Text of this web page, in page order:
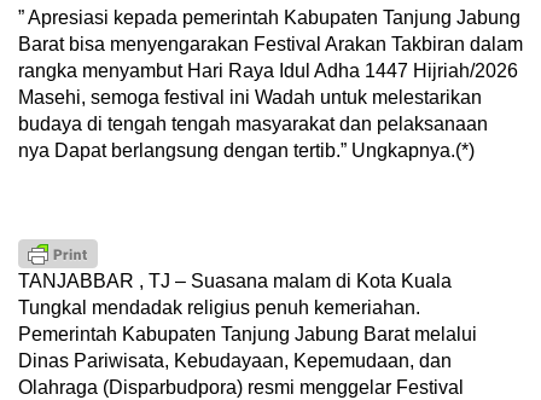
” Apresiasi kepada pemerintah Kabupaten Tanjung Jabung
Barat bisa menyengarakan Festival Arakan Takbiran dalam
rangka menyambut Hari Raya Idul Adha 1447 Hijriah/2026
Masehi, semoga festival ini Wadah untuk melestarikan
budaya di tengah tengah masyarakat dan pelaksanaan
nya Dapat berlangsung dengan tertib.” Ungkapnya.(*)
TANJABBAR , TJ – Suasana malam di Kota Kuala
Tungkal mendadak religius penuh kemeriahan.
Pemerintah Kabupaten Tanjung Jabung Barat melalui
Dinas Pariwisata, Kebudayaan, Kepemudaan, dan
Olahraga (Disparbudpora) resmi menggelar Festival